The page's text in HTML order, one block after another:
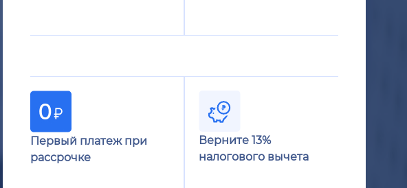
Первый платеж при
рассрочке
Верните 13%
налогового вычета